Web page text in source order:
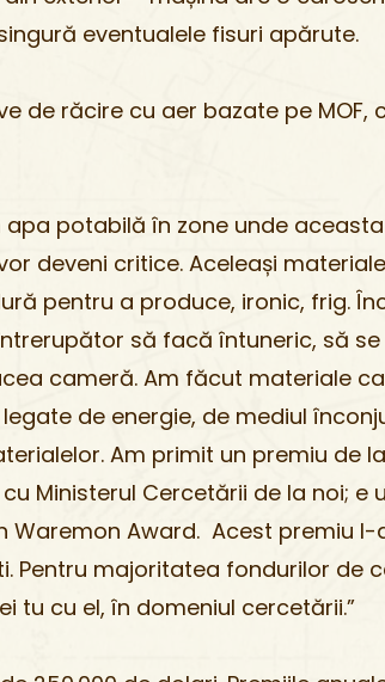
eventualele fisuri apă­rute.
răcire cu aer bazate pe MOF,
potabilă în zone unde
deveni critice. Aceleași
pentru a produce, ironic, frig.
să facă întuneric, să
cameră. Am făcut materiale
de energie, de mediul
Am primit un premiu de
Ministerul Cercetării de la noi; e
Waremon Award. Acest premiu l-
Pentru majoritatea fondurilor de
tu cu el, în domeniul cercetării.”